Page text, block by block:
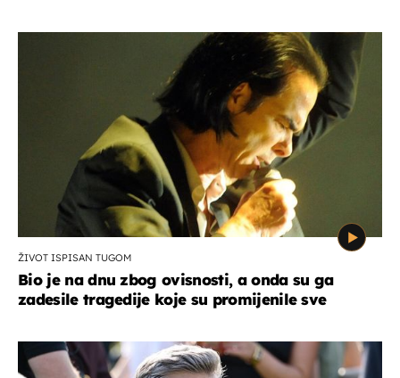
ŽIVOT ISPISAN TUGOM
Bio je na dnu zbog ovisnosti, a onda su ga
zadesile tragedije koje su promijenile sve